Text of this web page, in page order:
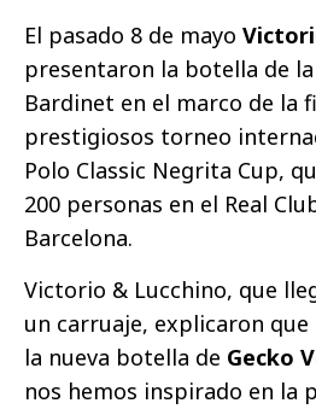
El pasado 8 de mayo
presentaron la botella de
Bardinet en el marco de la
prestigiosos torneo
Polo Classic Negrita Cup,
200 personas en el Real
Barcelona.
Victorio & Lucchino, que
un carruaje, explicaron que
la nueva botella de Gecko
nos hemos inspirado en la